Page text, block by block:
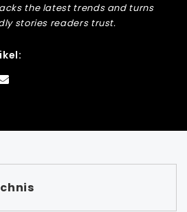
the latest trends and turns
stories readers trust.